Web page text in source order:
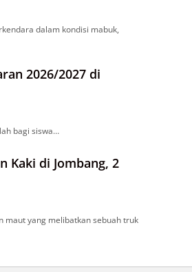
dalam kondisi mabuk,
2026/2027 di
bagi siswa…
Kaki di Jombang, 2
maut yang melibatkan sebuah truk